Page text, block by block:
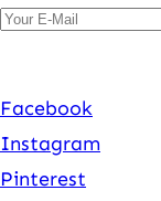
Facebook
Instagram
Pinterest